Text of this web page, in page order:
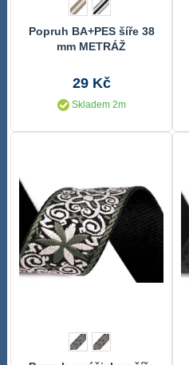
Popruh BA+PES šíře 38
mm METRÁŽ
29 Kč
Skladem 2m